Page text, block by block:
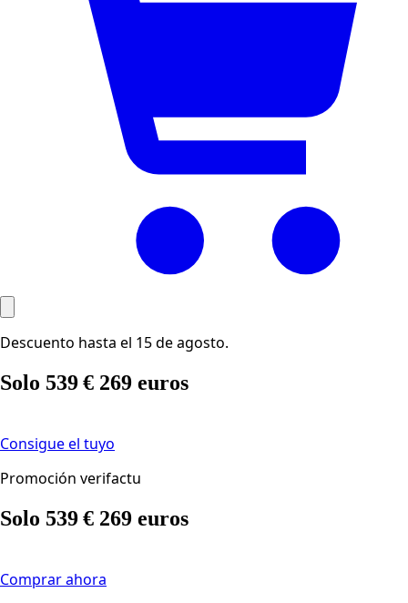
al
Descuento hasta el 15 de agosto.
Solo 539 € 269 euros
Consigue el tuyo
Promoción verifactu
Solo 539 € 269 euros
Comprar ahora